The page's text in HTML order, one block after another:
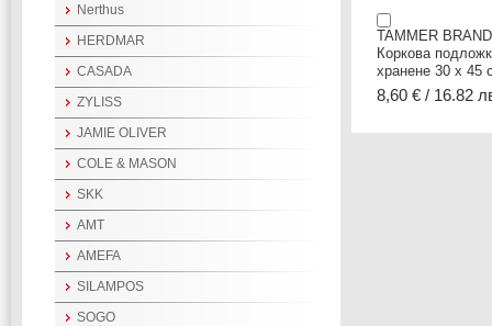
TAMMER
Коркова
хранене 30 х 45
8,60 € / 16.82
Nerthus
HERDMAR
CASADA
ZYLISS
JAMIE OLIVER
COLE & MASON
SKK
AMT
AMEFA
SILAMPOS
SOGO